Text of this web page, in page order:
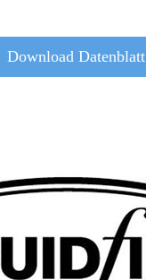
Download Datenblatt